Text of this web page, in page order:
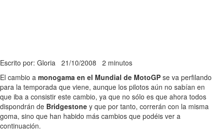
Escrito por: Gloria 21/10/2008 2 minutos
El cambio a monogama en el Mundial de MotoGP se va perfilando
para la temporada que viene, aunque los pilotos aún no sabían en
que iba a consistir este cambio, ya que no sólo es que ahora todos
dispondrán de Bridgestone y que por tanto, correrán con la misma
goma, sino que han habido más cambios que podéis ver a
continuación.